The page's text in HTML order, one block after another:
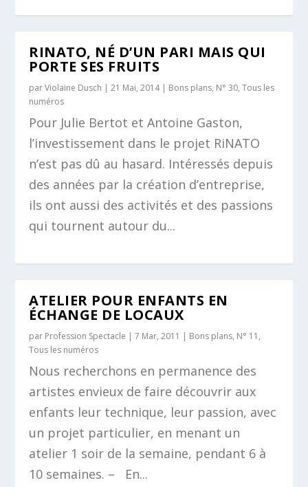
RINATO, NÉ D’UN PARI MAIS QUI
PORTE SES FRUITS
parViolaine Dusch |21 Mai, 2014| Bons plans, N° 30,Tous les
numéros
Pour Julie Bertot et Antoine Gaston,
l’investissement dans le projet RiNATO
n’est pas dû au hasard. Intéressés depuis
des années par la création d’entreprise,
ils ont aussi des activités et des passions
qui tournent autour du...
ATELIER POUR ENFANTS EN
ÉCHANGE DE LOCAUX
par Profession Spectacle |7 Mar, 2011 | Bons plans, N° 11 ,
Tous les numéros
Nous recherchons en permanence des
artistes envieux de faire découvrir aux
enfants leur technique, leur passion, avec
un projet particulier, en menant un
atelier 1 soir de la semaine, pendant 6 à
10 semaines. – En...